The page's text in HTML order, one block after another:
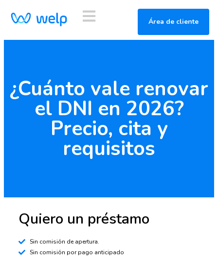
Área de cliente
¿Cuánto vale renovar
el DNI en 2026?
Precio, cita y
requisitos
Quiero un préstamo
Sin comisión de apertura.
Sin comisión por pago anticipado